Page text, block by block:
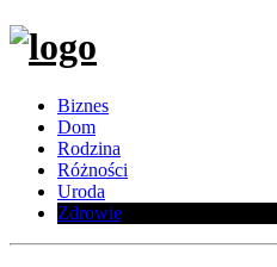
Biznes
Dom
Rodzina
Różności
Uroda
Zdrowie